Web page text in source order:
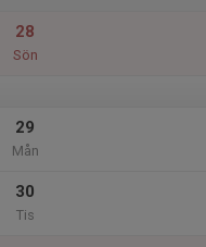
28
Sön
29
Mån
30
Tis